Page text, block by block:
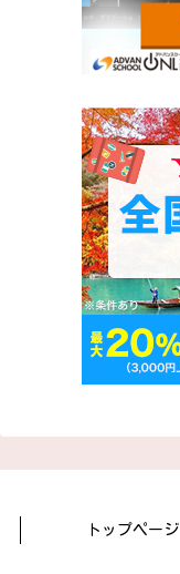
トップページ